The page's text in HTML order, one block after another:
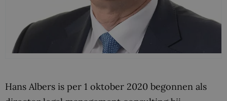
Hans Albers is per 1 oktober 2020 begonnen als